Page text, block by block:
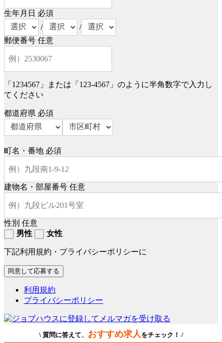
生年月日 必須
/
/
郵便番号 任意
「1234567」または「123-4567」のように半角数字で入力し
てください
都道府県 必須
町名・番地 必須
建物名・部屋番号 任意
性別 任意
男性
女性
下記利用規約・プライバシーポリシーに
利用規約
プライバシーポリシー
\ 質問に答えて、 おすすめ求人 をチェック！ /